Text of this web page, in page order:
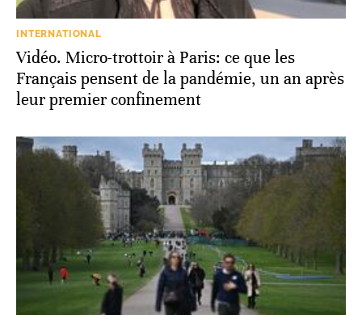
INTERNATIONAL
Vidéo. Micro-trottoir à Paris: ce que les
Français pensent de la pandémie, un an après
leur premier confinement